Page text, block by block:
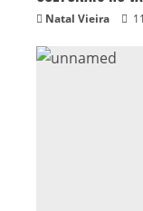
Natal Vieira